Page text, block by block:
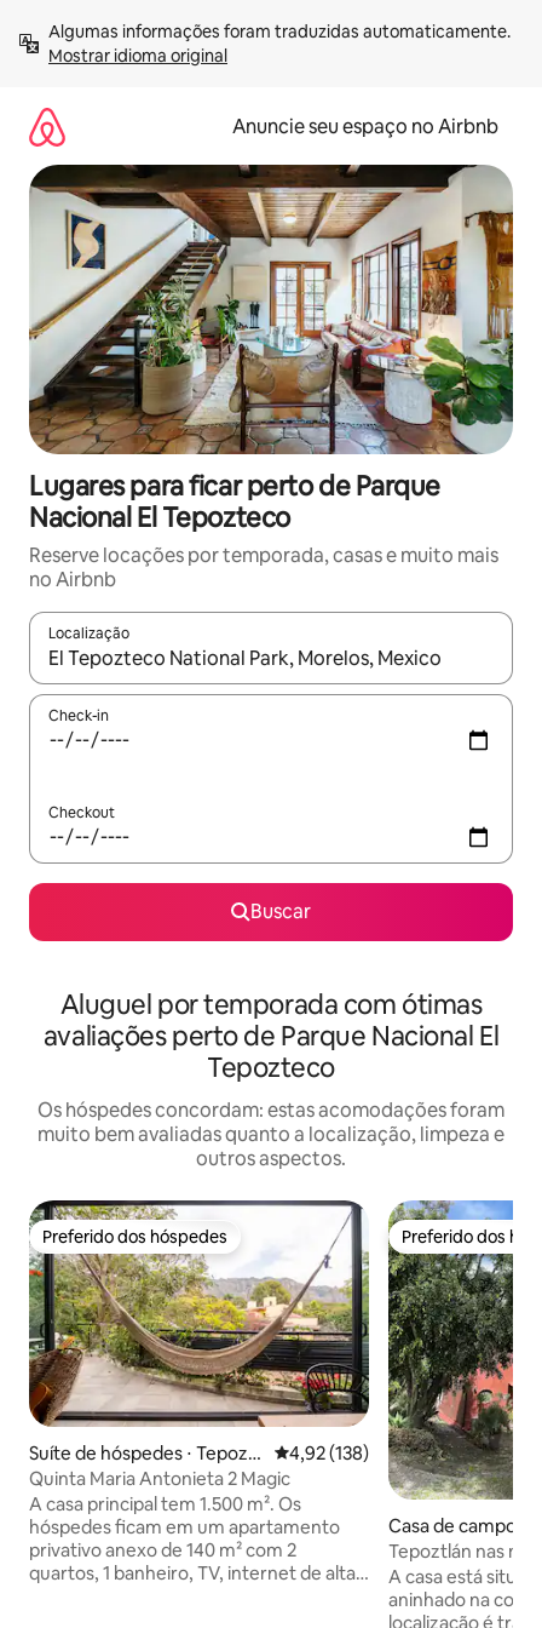
para
Mostrar idioma original
Anuncie seu espaço no Airbnb
Lugares para ficar perto de Parque
Nacional El Tepozteco
Reserve locações por temporada, casas e muito mais
no Airbnb
Localização
Quando os resultados estiverem disponíveis, explore-os
Check-in
Checkout
Buscar
Aluguel por temporada com ótimas
avaliações perto de Parque Nacional El
Tepozteco
Os hóspedes concordam: estas acomodações foram
muito bem avaliadas quanto a localização, limpeza e
outros aspectos.
Preferido dos hóspedes
Preferido dos hóspedes
Suíte de hóspedes ⋅ Tepoztl
án
4,92 de uma avaliação média de
4,92 (138)
Quinta Maria Antonieta 2 Magic
A casa principal tem 1.500 m². Os
hóspedes ficam em um apartamento
privativo anexo de 140 m² com 2
quartos, 1 banheiro, TV, internet de alta
Preferido dos
Preferido dos
Casa de campo ⋅
Tepoztlán nas
pacífico!
A casa está
aninhado na
localização é